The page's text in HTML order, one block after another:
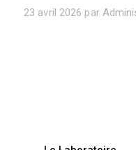
23 avril 2026 par